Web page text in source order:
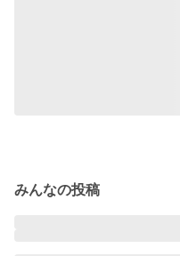
みんなの投稿